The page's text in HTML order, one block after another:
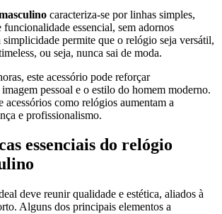
caracteriza-se por linhas simples,
essencial, sem adornos
simplicidade permite que o relógio seja versátil,
ou seja, nunca sai de moda.
este acessório pode reforçar
pessoal e o estilo do homem moderno.
acessórios como relógios aumentam a
e profissionalismo.
essenciais do relógio
deve reunir qualidade e estética, aliados à
Alguns dos principais elementos a